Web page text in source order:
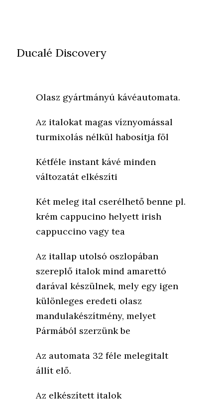
Ducalé Discovery
Olasz gyártmányú kávéautomata.
Az italokat magas víznyomással
turmixolás nélkül habosítja föl
Kétféle instant kávé minden
változatát elkészíti
Két meleg ital cserélhető benne pl.
krém cappucino helyett irish
cappuccino vagy tea
Az itallap utolsó oszlopában
szereplő italok mind amarettó
darával készülnek, mely egy igen
különleges eredeti olasz
mandulakészítmény, melyet
Pármából szerzünk be
Az automata 32 féle melegitalt
állít elő.
Az elkészített italok